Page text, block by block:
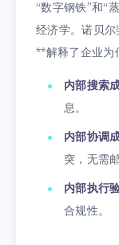
“数字钢铁”和“
经济学。诺贝尔
**解释了企业为
内部搜索
息。
内部协调
突，无需
内部执行
合规性。